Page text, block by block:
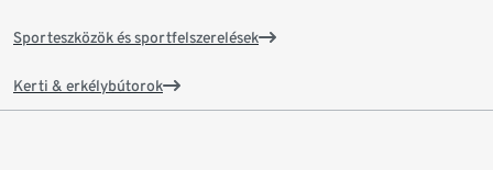
Sporteszközök és sportfelszerelések
Kerti & erkélybútorok